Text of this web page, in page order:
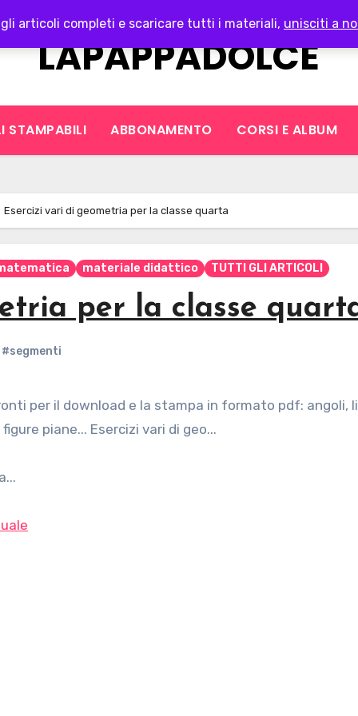
gli articoli completi e scaricare tutti i materiali, unisciti a
LAPAPPADOLCE
STAMPABILI ABBONAMENTO CORSI E ALBUM
Esercizi vari di geometria per la classe quarta
materiale didattico TUTTI GLI ARTICOLI
per la classe
#segmenti
piane... Esercizi vari di geo...